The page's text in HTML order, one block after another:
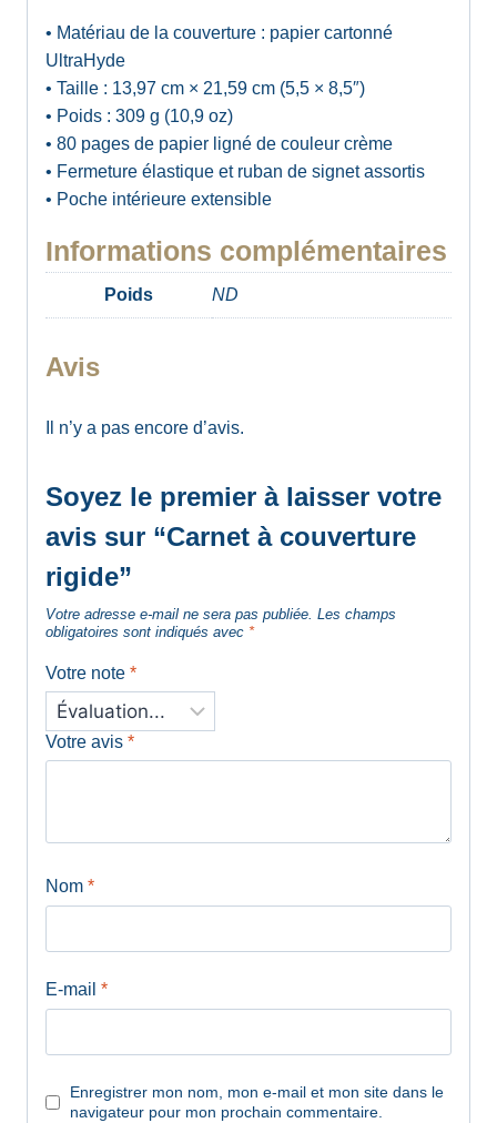
• Matériau de la couverture : papier cartonné
UltraHyde
• Taille : 13,97 cm × 21,59 cm (5,5 × 8,5″)
• Poids : 309 g (10,9 oz)
• 80 pages de papier ligné de couleur crème
• Fermeture élastique et ruban de signet assortis
• Poche intérieure extensible
Informations complémentaires
Poids ND
Avis
Il n’y a pas encore d’avis.
Soyez le premier à laisser votre
avis sur “Carnet à couverture
rigide”
Votre adresse e-mail ne sera pas publiée. Les champs
obligatoires sont indiqués avec *
Votre note *
Votre avis *
Nom *
E-mail *
Enregistrer mon nom, mon e-mail et mon site dans le
navigateur pour mon prochain commentaire.